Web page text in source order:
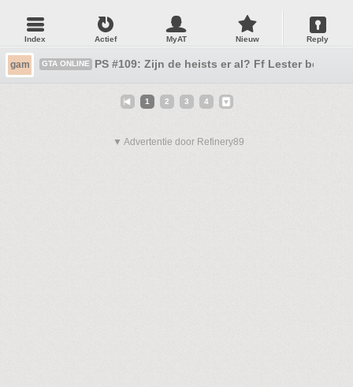
Index Actief MyAT Nieuw Reply
gam GTA ONLINE PS #109: Zijn de heists er al? Ff Lester bellen
1 2 3 4
▼ Advertentie door Refinery89